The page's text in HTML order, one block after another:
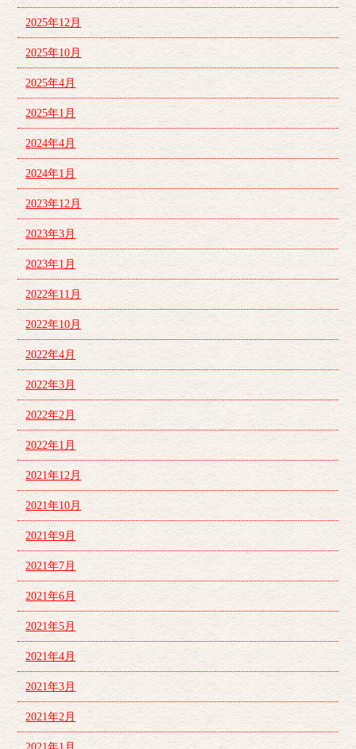
2025年12月
2025年10月
2025年4月
2025年1月
2024年4月
2024年1月
2023年12月
2023年3月
2023年1月
2022年11月
2022年10月
2022年4月
2022年3月
2022年2月
2022年1月
2021年12月
2021年10月
2021年9月
2021年7月
2021年6月
2021年5月
2021年4月
2021年3月
2021年2月